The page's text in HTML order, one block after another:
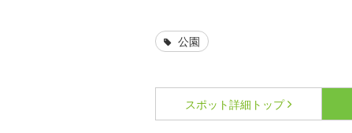
公園
スポット詳細 トップ